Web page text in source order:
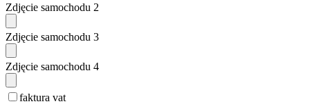
Zdjęcie samochodu 2
Zdjęcie samochodu 3
Zdjęcie samochodu 4
faktura vat